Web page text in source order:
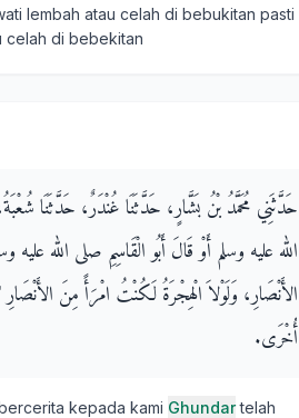
lembah atau celah di bebukitan pasti
celah di bebekitan
حَدَّثَنِي مُحَمَّدُ بْنُ بَشَّارٍ، حَدَّثَنَا غُنْدَرٌ، حَدَّثَنَا
الله عليه وسلم أَوْ قَالَ أَبُو الْقَاسِمِ صلى الله
الأَنْصَارِ، وَلَوْلاَ الْهِجْرَةُ لَكُنْتُ امْرَأً مِنَ
أُخْرَى‏.‏
kepada kami Ghundartelah